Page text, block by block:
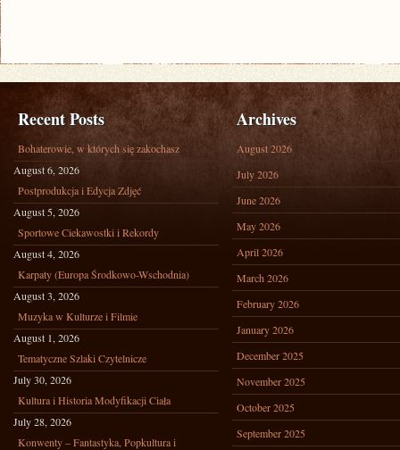
Recent Posts
Bohaterowie, w których się zakochasz
August 6, 2026
Postprodukcja i Edycja Zdjęć
August 5, 2026
Sportowe Ciekawostki i Rekordy
August 4, 2026
Karpaty (Europa Środkowo-Wschodnia)
August 3, 2026
Muzyka w Kulturze i Filmie
August 1, 2026
Tematyczne Szlaki Czytelnicze
July 30, 2026
Kultura i Historia Modyfikacji Ciała
July 28, 2026
Konwenty – Fantastyka, Popkultura i
Archives
August 2026
July 2026
June 2026
May 2026
April 2026
March 2026
February 2026
January 2026
December 2025
November 2025
October 2025
September 2025